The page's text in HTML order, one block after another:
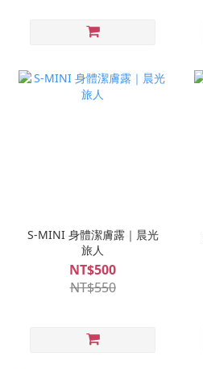
S-MINI 身體潔膚露｜晨光
旅人
NT$500
NT$550